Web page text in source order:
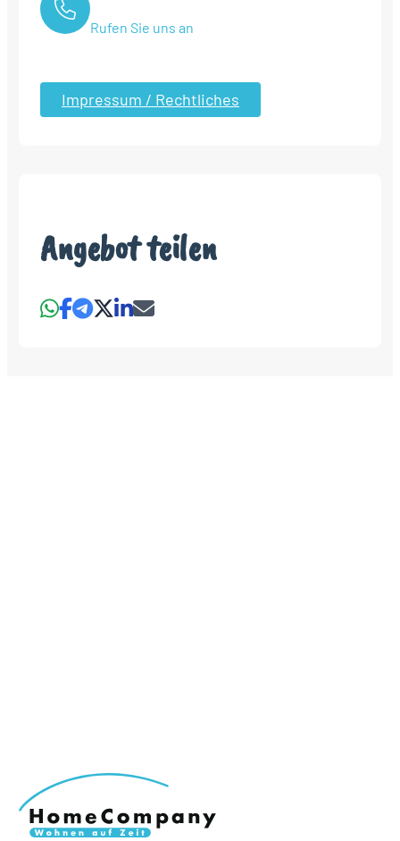
Rufen Sie uns an
Impressum / Rechtliches
Angebot teilen